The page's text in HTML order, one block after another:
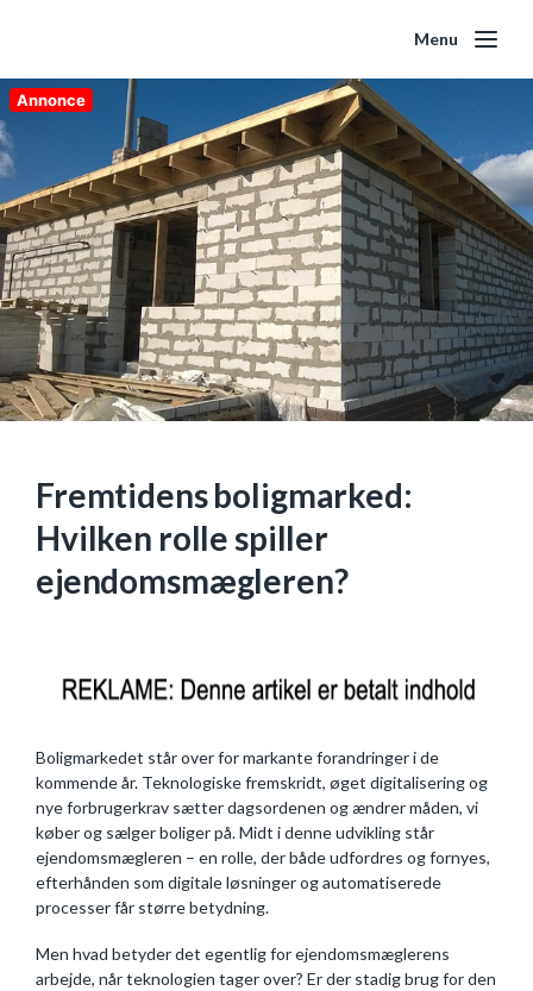
Menu
Annonce
Fremtidens boligmarked:
Hvilken rolle spiller
ejendomsmægleren?
Boligmarkedet står over for markante forandringer i de
kommende år. Teknologiske fremskridt, øget digitalisering og
nye forbrugerkrav sætter dagsordenen og ændrer måden, vi
køber og sælger boliger på. Midt i denne udvikling står
ejendomsmægleren – en rolle, der både udfordres og fornyes,
efterhånden som digitale løsninger og automatiserede
processer får større betydning.
Men hvad betyder det egentlig for ejendomsmæglerens
arbejde, når teknologien tager over? Er der stadig brug for den